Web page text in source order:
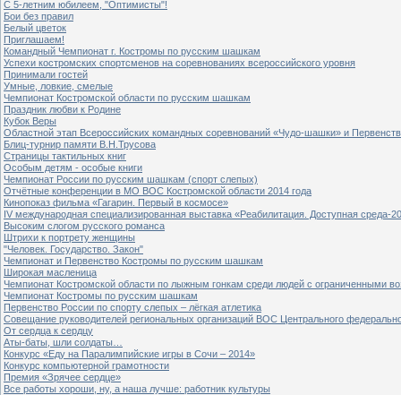
С 5-летним юбилеем, "Оптимисты"!
Бои без правил
Белый цветок
Приглашаем!
Командный Чемпионат г. Костромы по русским шашкам
Успехи костромских спортсменов на соревнованиях всероссийского уровня
Принимали гостей
Умные, ловкие, смелые
Чемпионат Костромской области по русским шашкам
Праздник любви к Родине
Кубок Веры
Областной этап Всероссийских командных соревнований «Чудо-шашки» и
Блиц-турнир памяти В.Н.Трусова
Страницы тактильных книг
Особым детям - особые книги
Чемпионат России по русским шашкам (спорт слепых)
Отчётные конференции в МО ВОС Костромской области 2014 года
Кинопоказ фильма «Гагарин. Первый в космосе»
IV международная специализированная выставка «Реабилитация. Доступная среда-
Высоким слогом русского романса
Штрихи к портрету женщины
"Человек. Государство. Закон"
Чемпионат и Первенство Костромы по русским шашкам
Широкая масленица
Чемпионат Костромской области по лыжным гонкам среди людей с ограниченными
Чемпионат Костромы по русским шашкам
Первенство России по спорту слепых – лёгкая атлетика
Совещание руководителей региональных организаций ВОС Центрального
От сердца к сердцу
Аты-баты, шли солдаты…
Конкурс «Еду на Паралимпийские игры в Сочи – 2014»
Конкурс компьютерной грамотности
Премия «Зрячее сердце»
Все работы хороши, ну, а наша лучше: работник культуры